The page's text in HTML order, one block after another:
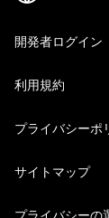
開発者ログイン
利用規約
プライバシーポ
サイトマップ
プライバシーの